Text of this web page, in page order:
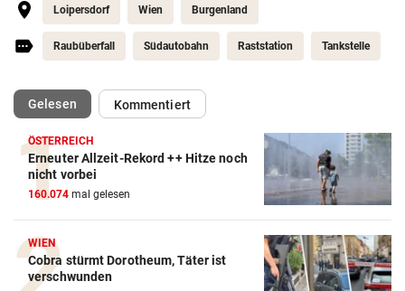
Loipersdorf Wien Burgenland
Raubüberfall Südautobahn Raststation Tankstelle
Gelesen(ausgewählt)Kommentiert
ÖSTERREICH
Erneuter Allzeit-Rekord ++ Hitze noch
nicht vorbei
160.074 mal gelesen
WIEN
Cobra stürmt Dorotheum, Täter ist
verschwunden